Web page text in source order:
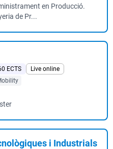
en Producció.
de Pr...
ECTS
Live online
i Industrials